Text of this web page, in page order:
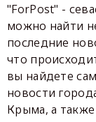
"ForPost" -
можно найти
последние
что
вы найдете
новости
Крыма, а